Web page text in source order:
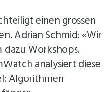
einen grossen
Adrian Schmid: «Wir
dazu Workshops.
analysiert diese
Algorithmen